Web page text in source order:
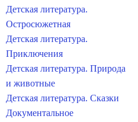
Детская литература.
Остросюжетная
Детская литература.
Приключения
Детская литература. Природа
и животные
Детская литература. Сказки
Документальное